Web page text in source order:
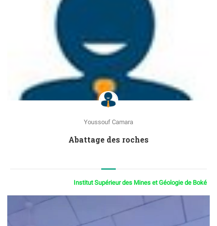
Youssouf Camara
Abattage des roches
Institut Supérieur des Mines et Géologie de Boké